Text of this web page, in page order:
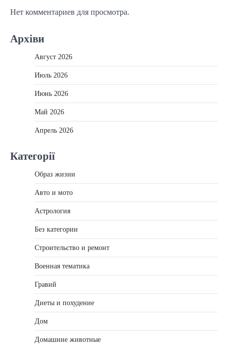
Нет комментариев для просмотра.
Архіви
Август 2026
Июль 2026
Июнь 2026
Май 2026
Апрель 2026
Категорії
Образ жизни
Авто и мото
Астрология
Без категории
Строительство и ремонт
Военная тематика
Гравий
Диеты и похудение
Дом
Домашние животные